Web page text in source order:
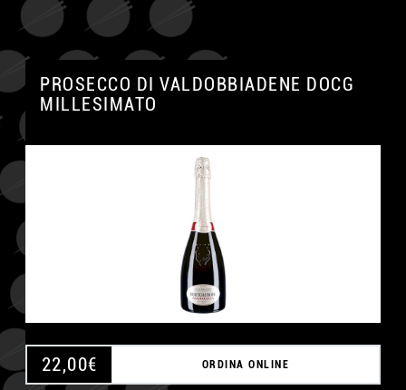
PROSECCO DI VALDOBBIADENE DOCG
MILLESIMATO
22,00€ ORDINA ONLINE